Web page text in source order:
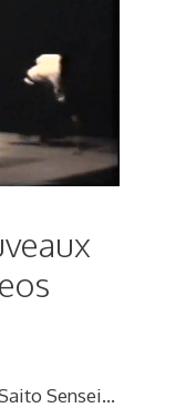
Sensei…